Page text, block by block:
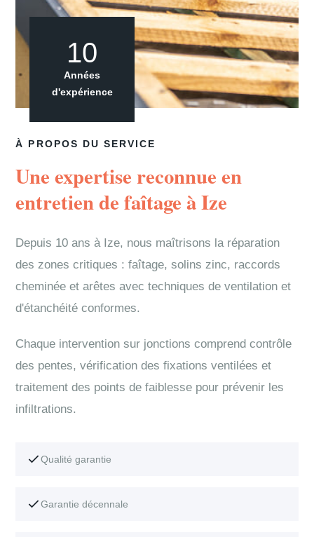
À PROPOS DU SERVICE
Une expertise reconnue en
entretien de faîtage à Ize
Depuis 10 ans à Ize, nous maîtrisons la réparation
des zones critiques : faîtage, solins zinc, raccords
cheminée et arêtes avec techniques de ventilation et
d'étanchéité conformes.
Chaque intervention sur jonctions comprend contrôle
des pentes, vérification des fixations ventilées et
traitement des points de faiblesse pour prévenir les
infiltrations.
Qualité garantie
Garantie décennale
10
Années
d'expérience